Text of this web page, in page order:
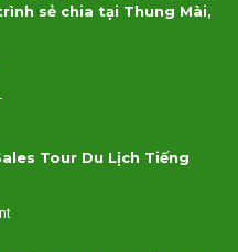
sẻ chia tại Thung Mài,
Tour Du Lịch Tiếng